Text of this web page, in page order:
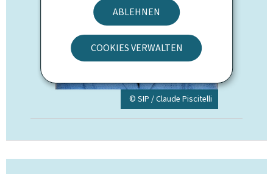
ABLEHNEN
COOKIES VERWALTEN
© SIP / Claude Piscitelli